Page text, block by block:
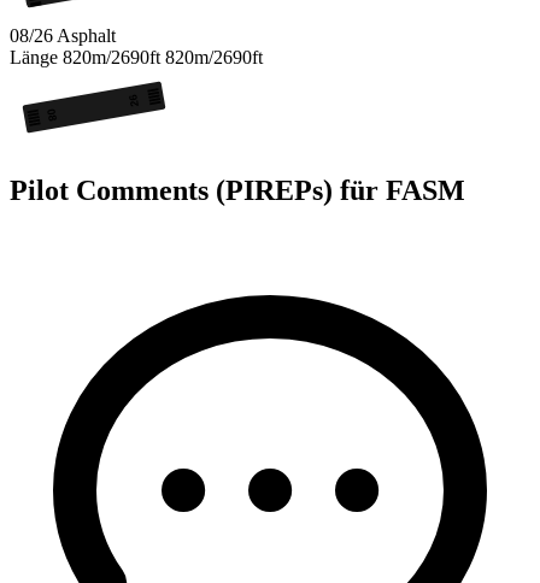
08/26 Asphalt
Länge 820m/2690ft 820m/2690ft
26
08
Pilot Comments (PIREPs) für FASM